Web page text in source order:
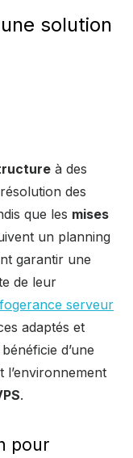
solution
à des
des
que les mises
un planning
garantir une
de leur
serveur
adaptés et
d’une
l’environnement
.
pour